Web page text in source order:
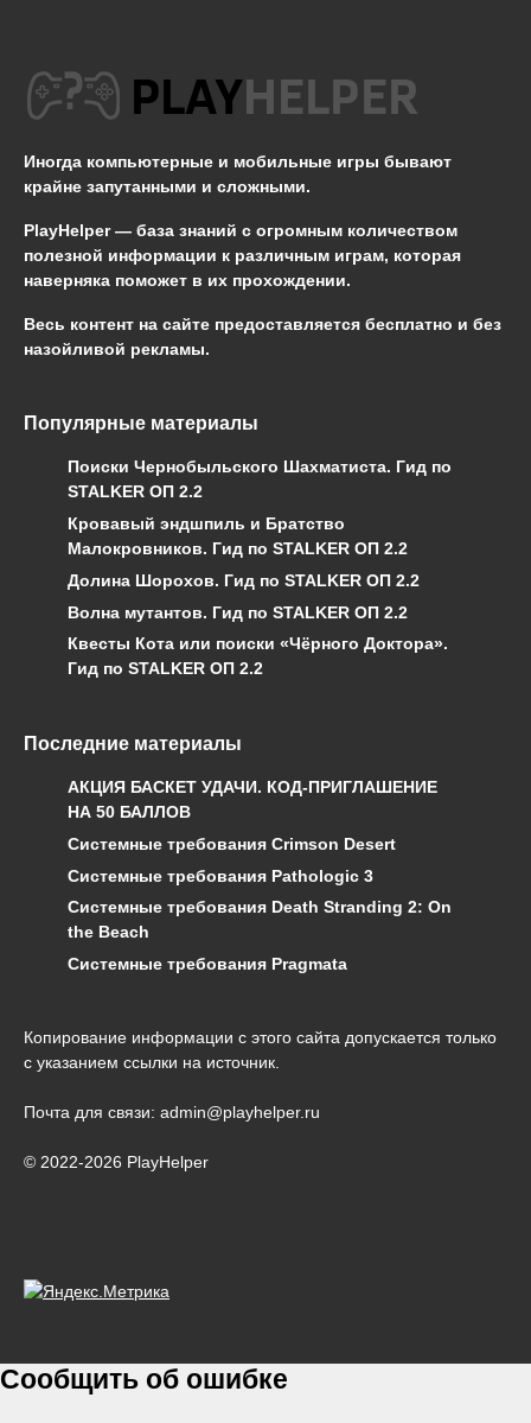
Иногда компьютерные и мобильные игры бывают
крайне запутанными и сложными.
PlayHelper — база знаний с огромным количеством
полезной информации к различным играм, которая
наверняка поможет в их прохождении.
Весь контент на сайте предоставляется бесплатно и без
назойливой рекламы.
Популярные материалы
Поиски Чернобыльского Шахматиста. Гид по
STALKER ОП 2.2
Кровавый эндшпиль и Братство
Малокровников. Гид по STALKER ОП 2.2
Долина Шорохов. Гид по STALKER ОП 2.2
Волна мутантов. Гид по STALKER ОП 2.2
Квесты Кота или поиски «Чёрного Доктора».
Гид по STALKER ОП 2.2
Последние материалы
АКЦИЯ БАСКЕТ УДАЧИ. КОД-ПРИГЛАШЕНИЕ
НА 50 БАЛЛОВ
Системные требования Crimson Desert
Системные требования Pathologic 3
Системные требования Death Stranding 2: On
the Beach
Системные требования Pragmata
Копирование информации с этого сайта допускается только
с указанием ссылки на источник.
Почта для связи: admin@playhelper.ru
© 2022-2026 PlayHelper
Сообщить об ошибке